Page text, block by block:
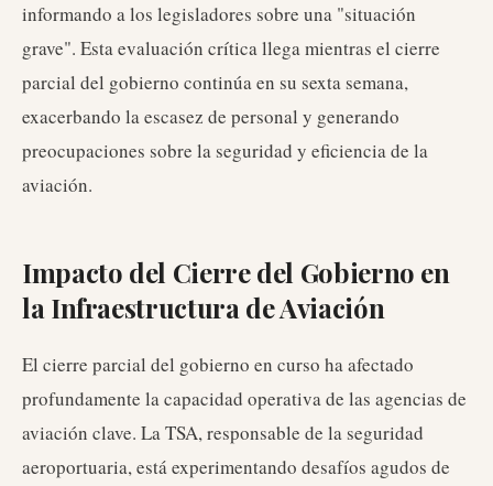
informando a los legisladores sobre una "situación
grave". Esta evaluación crítica llega mientras el cierre
parcial del gobierno continúa en su sexta semana,
exacerbando la escasez de personal y generando
preocupaciones sobre la seguridad y eficiencia de la
aviación.
Impacto del Cierre del Gobierno en
la Infraestructura de Aviación
El cierre parcial del gobierno en curso ha afectado
profundamente la capacidad operativa de las agencias de
aviación clave. La TSA, responsable de la seguridad
aeroportuaria, está experimentando desafíos agudos de